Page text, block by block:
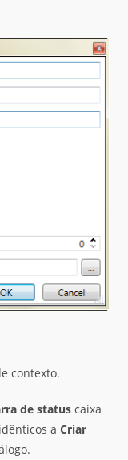
contexto.
de status caixa
aCriar